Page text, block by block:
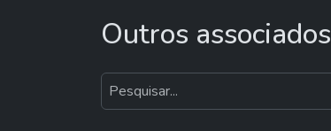
Outros associados